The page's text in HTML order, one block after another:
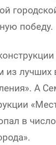
победу.
из
А
в